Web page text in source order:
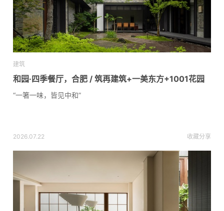
建筑
和园·四季餐厅，合肥 / 筑再建筑+一美东方+1001花园
“一箸一味，皆见中和”
2026.07.22 收藏分享